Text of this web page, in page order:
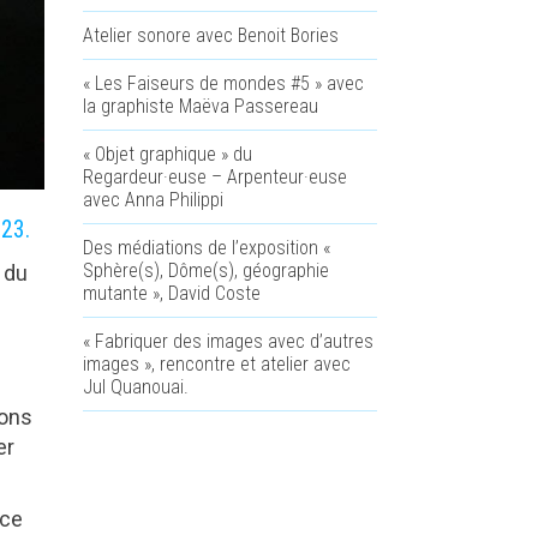
Atelier sonore avec Benoit Bories
« Les Faiseurs de mondes #5 » avec
la graphiste Maëva Passereau
« Objet graphique » du
Regardeur·euse – Arpenteur·euse
avec Anna Philippi
Des médiations de l’exposition «
Sphère(s), Dôme(s), géographie
mutante », David Coste
« Fabriquer des images avec d’autres
images », rencontre et atelier avec
Jul Quanouai.